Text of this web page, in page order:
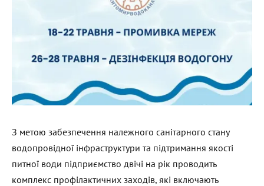
З метою забезпечення належного санітарного стану
водопровідної інфраструктури та підтримання якості
питної води підприємство двічі на рік проводить
комплекс профілактичних заходів, які включають